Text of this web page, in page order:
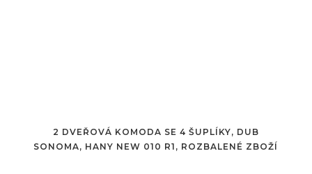
2 DVEŘOVÁ KOMODA SE 4 ŠUPLÍKY, DUB
SONOMA, HANY NEW 010 R1, ROZBALENÉ ZBOŽÍ